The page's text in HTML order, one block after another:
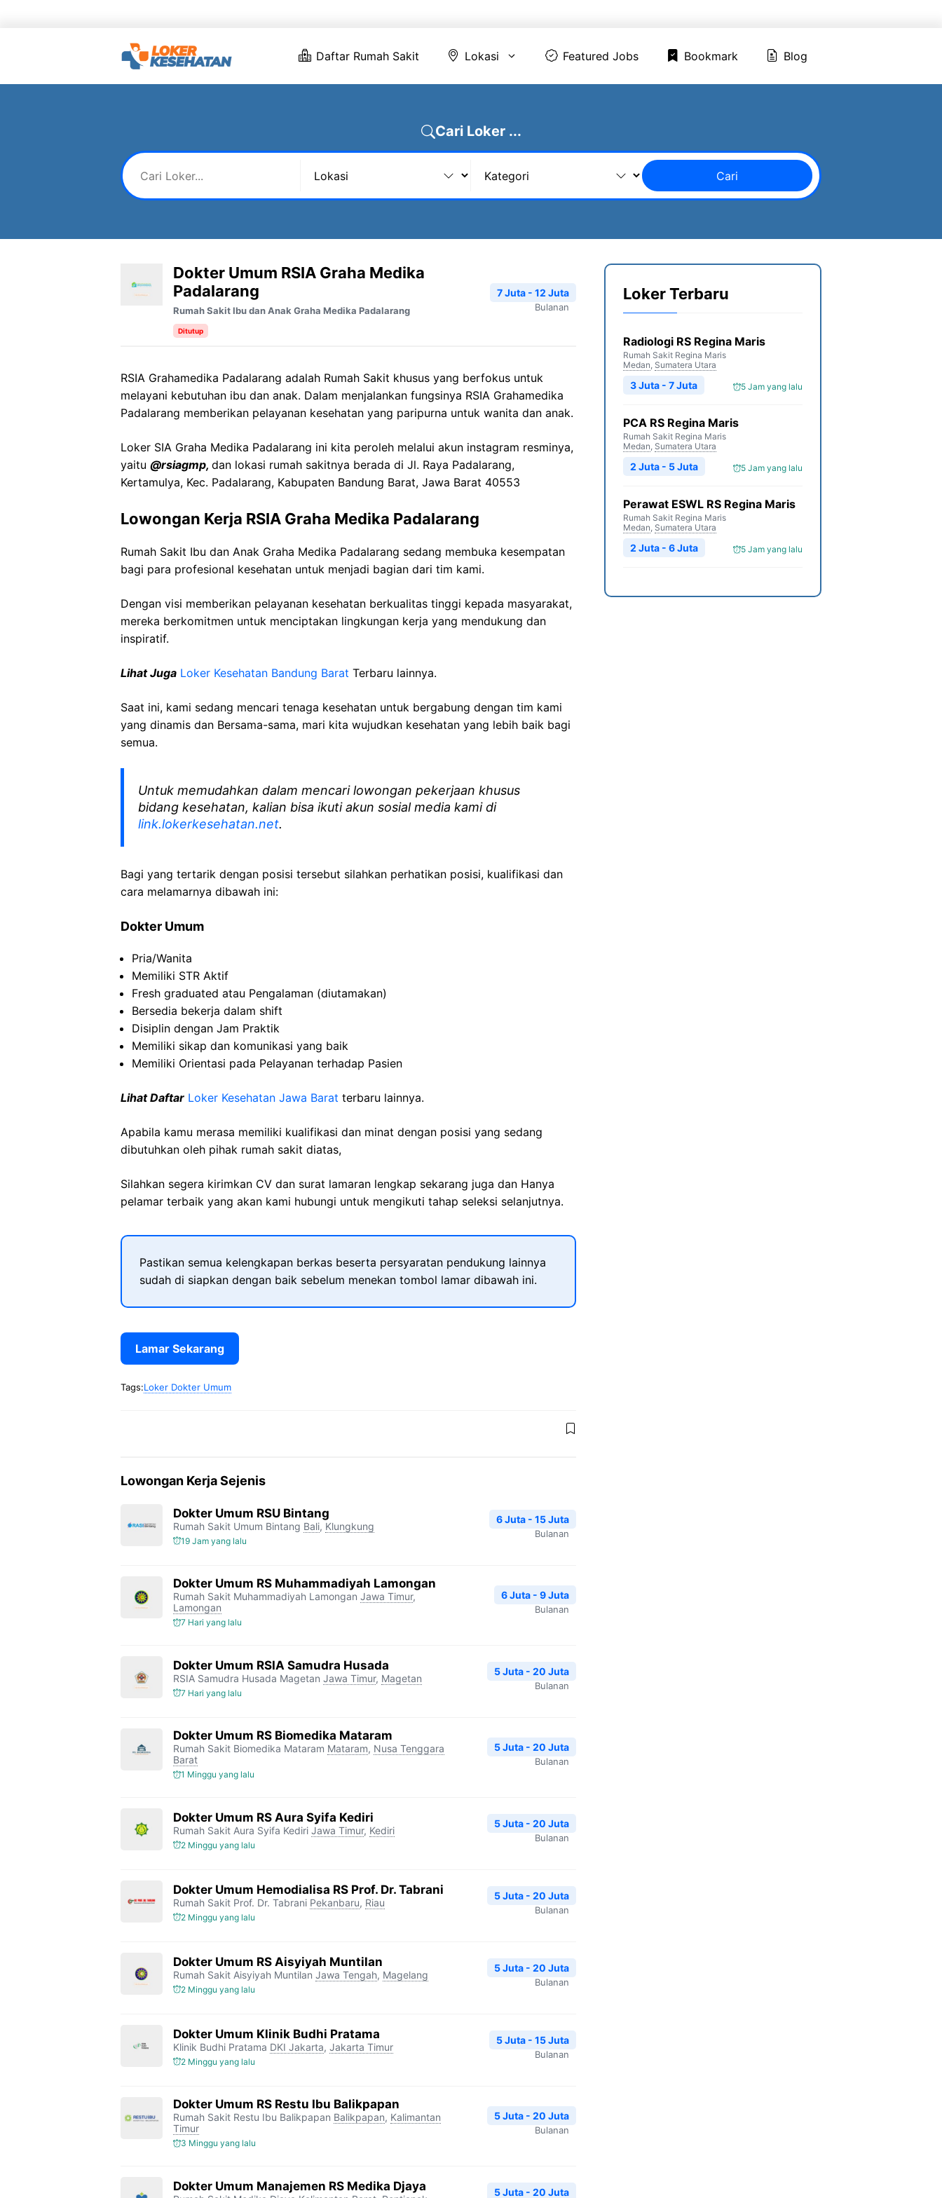
Daftar Rumah Sakit Lokasi Featured Jobs Bookmark Blog
Cari Loker ...
Cari
Dokter Umum RSIA Graha Medika
Padalarang
Rumah Sakit Ibu dan Anak Graha Medika Padalarang
Ditutup
7 Juta - 12 Juta
Bulanan
RSIA Grahamedika Padalarang adalah Rumah Sakit khusus yang berfokus untuk
melayani kebutuhan ibu dan anak. Dalam menjalankan fungsinya RSIA Grahamedika
Padalarang memberikan pelayanan kesehatan yang paripurna untuk wanita dan anak.
Loker SIA Graha Medika Padalarang ini kita peroleh melalui akun instagram resminya,
yaitu @rsiagmp, dan lokasi rumah sakitnya berada di Jl. Raya Padalarang,
Kertamulya, Kec. Padalarang, Kabupaten Bandung Barat, Jawa Barat 40553
Lowongan Kerja RSIA Graha Medika Padalarang
Rumah Sakit Ibu dan Anak Graha Medika Padalarang sedang membuka kesempatan
bagi para profesional kesehatan untuk menjadi bagian dari tim kami.
Dengan visi memberikan pelayanan kesehatan berkualitas tinggi kepada masyarakat,
mereka berkomitmen untuk menciptakan lingkungan kerja yang mendukung dan
inspiratif.
Lihat Juga Loker Kesehatan Bandung Barat Terbaru lainnya.
Saat ini, kami sedang mencari tenaga kesehatan untuk bergabung dengan tim kami
yang dinamis dan Bersama-sama, mari kita wujudkan kesehatan yang lebih baik bagi
semua.
Untuk memudahkan dalam mencari lowongan pekerjaan khusus
bidang kesehatan, kalian bisa ikuti akun sosial media kami di
link.lokerkesehatan.net.
Bagi yang tertarik dengan posisi tersebut silahkan perhatikan posisi, kualifikasi dan
cara melamarnya dibawah ini:
Dokter Umum
Pria/Wanita
Memiliki STR Aktif
Fresh graduated atau Pengalaman (diutamakan)
Bersedia bekerja dalam shift
Disiplin dengan Jam Praktik
Memiliki sikap dan komunikasi yang baik
Memiliki Orientasi pada Pelayanan terhadap Pasien
Lihat Daftar Loker Kesehatan Jawa Barat terbaru lainnya.
Apabila kamu merasa memiliki kualifikasi dan minat dengan posisi yang sedang
dibutuhkan oleh pihak rumah sakit diatas,
Silahkan segera kirimkan CV dan surat lamaran lengkap sekarang juga dan Hanya
pelamar terbaik yang akan kami hubungi untuk mengikuti tahap seleksi selanjutnya.
Pastikan semua kelengkapan berkas beserta persyaratan pendukung lainnya
sudah di siapkan dengan baik sebelum menekan tombol lamar dibawah ini.
Lamar Sekarang
Tags:Loker Dokter Umum
Lowongan Kerja Sejenis
Dokter Umum RSU Bintang
Rumah Sakit Umum Bintang Bali, Klungkung
19 Jam yang lalu
6 Juta - 15 Juta
Bulanan
Dokter Umum RS Muhammadiyah Lamongan
Rumah Sakit Muhammadiyah Lamongan Jawa Timur,
Lamongan
7 Hari yang lalu
6 Juta - 9 Juta
Bulanan
Dokter Umum RSIA Samudra Husada
RSIA Samudra Husada Magetan Jawa Timur, Magetan
7 Hari yang lalu
5 Juta - 20 Juta
Bulanan
Dokter Umum RS Biomedika Mataram
Rumah Sakit Biomedika Mataram Mataram, Nusa Tenggara
Barat
1 Minggu yang lalu
5 Juta - 20 Juta
Bulanan
Dokter Umum RS Aura Syifa Kediri
Rumah Sakit Aura Syifa Kediri Jawa Timur, Kediri
2 Minggu yang lalu
5 Juta - 20 Juta
Bulanan
Dokter Umum Hemodialisa RS Prof. Dr. Tabrani
Rumah Sakit Prof. Dr. Tabrani Pekanbaru, Riau
2 Minggu yang lalu
5 Juta - 20 Juta
Bulanan
Dokter Umum RS Aisyiyah Muntilan
Rumah Sakit Aisyiyah Muntilan Jawa Tengah, Magelang
2 Minggu yang lalu
5 Juta - 20 Juta
Bulanan
Dokter Umum Klinik Budhi Pratama
Klinik Budhi Pratama DKI Jakarta, Jakarta Timur
2 Minggu yang lalu
5 Juta - 15 Juta
Bulanan
Dokter Umum RS Restu Ibu Balikpapan
Rumah Sakit Restu Ibu Balikpapan Balikpapan, Kalimantan
Timur
3 Minggu yang lalu
5 Juta - 20 Juta
Bulanan
Dokter Umum Manajemen RS Medika Djaya 5 Juta - 20 Juta
Loker Terbaru
Radiologi RS Regina Maris
Rumah Sakit Regina Maris
Medan, Sumatera Utara
5 Jam yang lalu
3 Juta - 7 Juta
PCA RS Regina Maris
Rumah Sakit Regina Maris
Medan, Sumatera Utara
5 Jam yang lalu
2 Juta - 5 Juta
Perawat ESWL RS Regina Maris
Rumah Sakit Regina Maris
Medan, Sumatera Utara
5 Jam yang lalu
2 Juta - 6 Juta